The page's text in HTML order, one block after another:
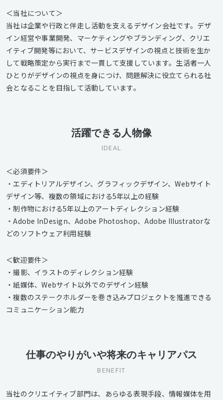
＜当社について＞
当社は企業や行政と伴走し活動を支えるデザイン会社です。デザ
イン経営や事業開発、マーケティングやブランディング、クリエ
イティブ開発等において、サービスデザインの視点と技術を生か
して戦略策定から実行まで一貫して支援しています。生活者一人
ひとりがデザインの視点を身につけ、問題解決に役立てられる社
会となることを目指して活動しています。
活躍できる人物像
IDEAL
＜必須要件＞
・エディトリアルデザイン、グラフィックデザイン、Webサイト
デザイン等、複数の領域における5年以上の経験
・制作物における5年以上のアートディレクション経験
・Adobe InDesign、Adobe Photoshop、Adobe Illustratorな
どのソフトウェア利用経験
＜歓迎要件＞
・撮影、イラストのディレクション経験
・紙媒体、Webサイト以外でのデザイン経験
・複数のステークホルダーを巻き込みプロジェクトを推進できる
コミュニケーション能力
仕事のやりがいや将来のキャリアパス
BENEFIT
当社のクリエイティブ部門は、あらゆる表現手段、情報媒体を用